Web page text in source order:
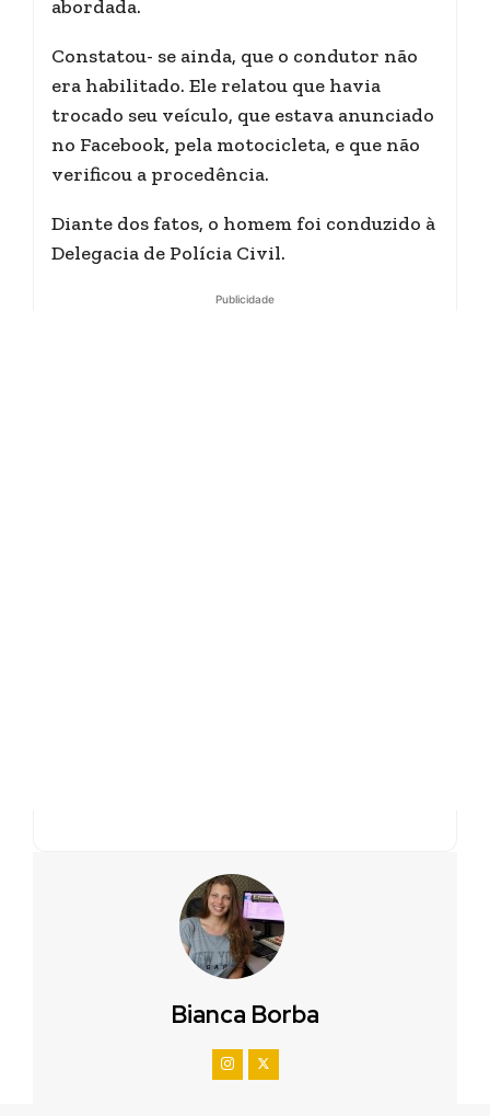
abordada.
Constatou- se ainda, que o condutor não
era habilitado. Ele relatou que havia
trocado seu veículo, que estava anunciado
no Facebook, pela motocicleta, e que não
verificou a procedência.
Diante dos fatos, o homem foi conduzido à
Delegacia de Polícia Civil.
Publicidade
Bianca Borba